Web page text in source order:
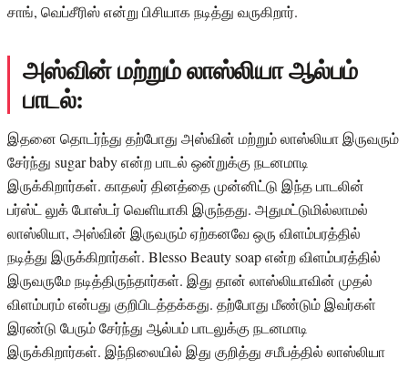
சாங், வெப்சீரிஸ் என்று பிசியாக நடித்து வருகிறார்.
அஸ்வின் மற்றும் லாஸ்லியா ஆல்பம்
பாடல்:
இதனை தொடர்ந்து தற்போது அஸ்வின் மற்றும் லாஸ்லியா இருவரும்
சேர்ந்து sugar baby என்ற பாடல் ஒன்றுக்கு நடனமாடி
இருக்கிறார்கள். காதலர் தினத்தை முன்னிட்டு இந்த பாடலின்
பர்ஸ்ட் லுக் போஸ்டர் வெளியாகி இருந்தது. அதுமட்டுமில்லாமல்
லாஸ்லியா, அஸ்வின் இருவரும் ஏற்கனவே ஒரு விளம்பரத்தில்
நடித்து இருக்கிறார்கள். Blesso Beauty soap என்ற விளம்பரத்தில்
இருவருமே நடித்திருந்தார்கள். இது தான் லாஸ்லியாவின் முதல்
விளம்பரம் என்பது குறிபிடத்தக்கது. தற்போது மீண்டும் இவர்கள்
இரண்டு பேரும் சேர்ந்து ஆல்பம் பாடலுக்கு நடனமாடி
இருக்கிறார்கள். இந்நிலையில் இது குறித்து சமீபத்தில் லாஸ்லியா